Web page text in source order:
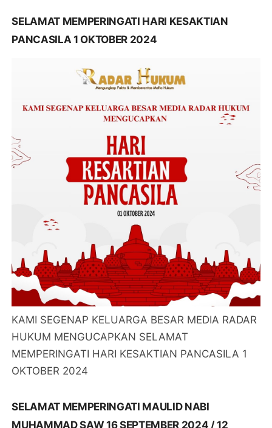
SELAMAT MEMPERINGATI HARI KESAKTIAN
PANCASILA 1 OKTOBER 2024
KAMI SEGENAP KELUARGA BESAR MEDIA RADAR
HUKUM MENGUCAPKAN SELAMAT
MEMPERINGATI HARI KESAKTIAN PANCASILA 1
OKTOBER 2024
SELAMAT MEMPERINGATI MAULID NABI
MUHAMMAD SAW 16 SEPTEMBER 2024 / 12